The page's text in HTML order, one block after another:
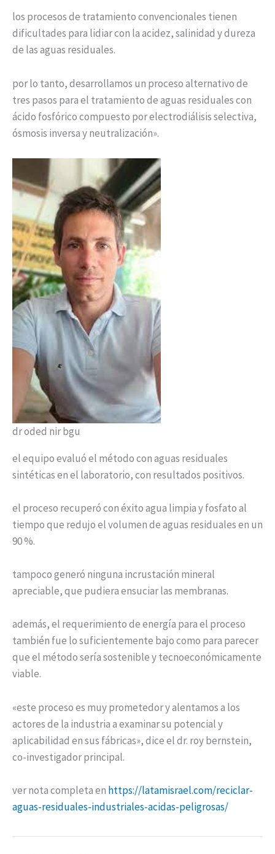
los procesos de tratamiento convencionales tienen
dificultades para lidiar con la acidez, salinidad y dureza
de las aguas residuales.
por lo tanto, desarrollamos un proceso alternativo de
tres pasos para el tratamiento de aguas residuales con
ácido fosfórico compuesto por electrodiálisis selectiva,
ósmosis inversa y neutralización».
dr oded nir bgu
el equipo evaluó el método con aguas residuales
sintéticas en el laboratorio, con resultados positivos.
el proceso recuperó con éxito agua limpia y fosfato al
tiempo que redujo el volumen de aguas residuales en un
90 %.
tampoco generó ninguna incrustación mineral
apreciable, que pudiera ensuciar las membranas.
además, el requerimiento de energía para el proceso
también fue lo suficientemente bajo como para parecer
que el método sería sostenible y tecnoeconómicamente
viable.
«este proceso es muy prometedor y alentamos a los
actores de la industria a examinar su potencial y
aplicabilidad en sus fábricas», dice el dr. roy bernstein,
co-investigador principal.
ver nota completa en https://latamisrael.com/reciclar-
aguas-residuales-industriales-acidas-peligrosas/